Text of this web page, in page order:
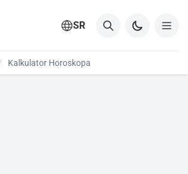
SR
Kalkulator Horoskopa